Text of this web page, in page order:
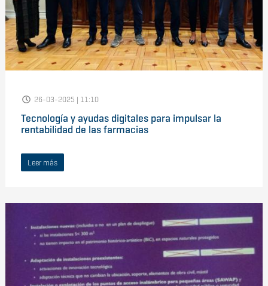
26-03-2025 | 11:10
Tecnología y ayudas digitales para impulsar la
rentabilidad de las farmacias
Leer más